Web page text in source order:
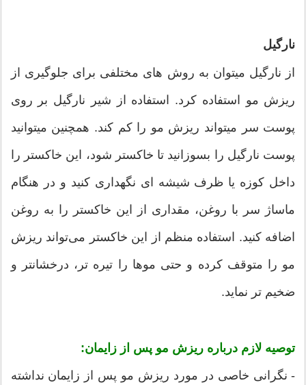
نارگیل
از نارگیل میتوان به روش­ های مختلفی برای جلوگیری از
ریزش مو استفاده کرد. استفاده از شیر نارگیل بر روی
پوست سر می­تواند ریزش مو را کم کند. همچنین می­توانید
پوست نارگیل را بسوزانید تا خاکستر شود، این خاکستر را
داخل کوزه یا ظرف شیشه ­ای نگهداری کنید و در هنگام
ماساژ سر با روغن، مقداری از این خاکستر را به روغن
اضافه کنید. استفاده منظم از این خاکستر می‌­تواند ریزش
مو را متوقف کرده و حتی موها را تیره­ تر، درخشان­تر و
ضخیم ­تر نماید.
توصیه لازم درباره ریزش مو پس از زایمان:
- نگرانی خاصی در مورد ریزش مو پس از زایمان نداشته